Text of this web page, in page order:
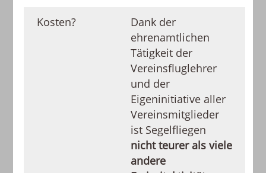
Kosten?
Dank der
ehrenamtlichen
Tätigkeit der
Vereinsfluglehrer
und der
Eigeninitiative aller
Vereinsmitglieder
ist Segelfliegen
nicht teurer als viele
andere